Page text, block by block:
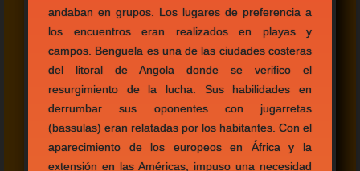
andaban en grupos. Los lugares de preferencia a
los encuentros eran realizados en playas y
campos. Benguela es una de las ciudades costeras
del litoral de Angola donde se verifico el
resurgimiento de la lucha. Sus habilidades en
derrumbar sus oponentes con jugarretas
(bassulas) eran relatadas por los habitantes. Con el
aparecimiento de los europeos en África y la
extensión en las Américas, impuso una necesidad